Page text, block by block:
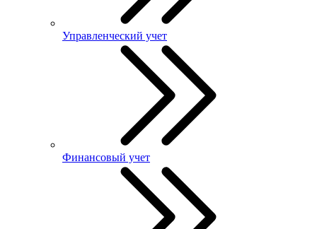
Управленческий учет
Финансовый учет